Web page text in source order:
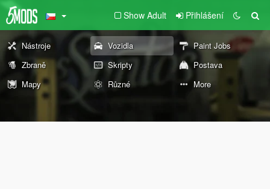
Show Adult Přihlášení
Nástroje Vozidla
Paint Jobs
Zbraně
Skripty
Postava
Mapy
Různé More